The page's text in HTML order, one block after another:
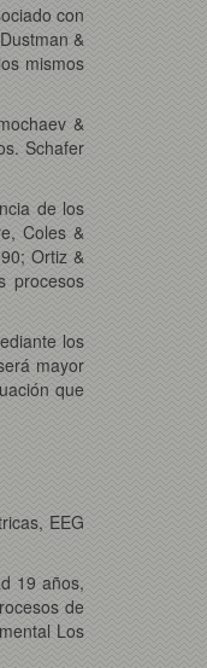
con
&
mismos
&
Schafer
de los
Coles &
Ortiz &
procesos
los
mayor
que
EEG
19 años,
de
Los